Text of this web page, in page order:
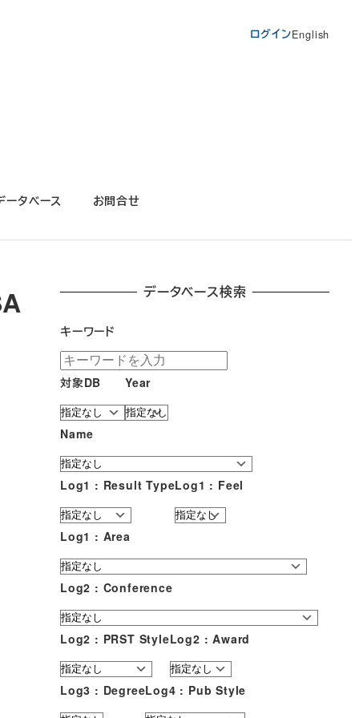
ログインEnglish
ータベース お問合せ
データベース検索
キーワード
対象DB Year
Name
Log1 : Result TypeLog1 : Feel
Log1 : Area
Log2 : Conference
Log2 : PRST StyleLog2 : Award
Log3 : DegreeLog4 : Pub Style